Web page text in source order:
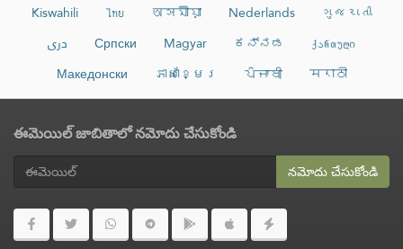
Kiswahili
ไทย অসমীয়া Nederlands
ગુજરાતી
دری
Српски Magyar ಕನ್ನಡ
ქართული
Македонски
ភាសាខ្មែរ ਪੰਜਾਬੀ मराठी
ఈమెయిల్ జాబితాలో నమోదు చేసుకోండి
నమోదు చేసుకోండి